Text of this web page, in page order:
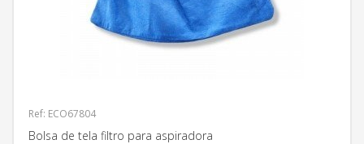
Ref: ECO67804
Bolsa de tela filtro para aspiradora